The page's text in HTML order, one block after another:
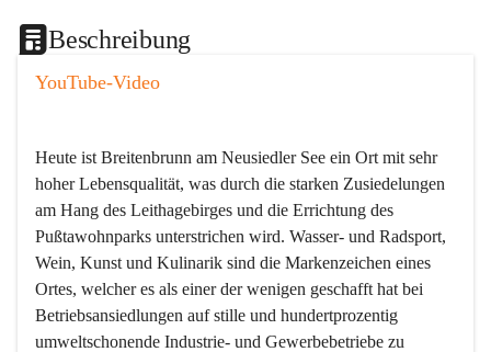
Beschreibung
YouTube-Video
Heute ist Breitenbrunn am Neusiedler See ein Ort mit sehr
hoher Lebensqualität, was durch die starken Zusiedelungen
am Hang des Leithagebirges und die Errichtung des
Pußtawohnparks unterstrichen wird. Wasser- und Radsport,
Wein, Kunst und Kulinarik sind die Markenzeichen eines
Ortes, welcher es als einer der wenigen geschafft hat bei
Betriebsansiedlungen auf stille und hundertprozentig
umweltschonende Industrie- und Gewerbebetriebe zu